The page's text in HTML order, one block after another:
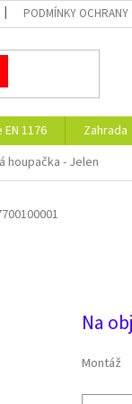
PODMÍNKY OCHRANY
1176 Zahrada
houpačka - Jelen
Na
Montáž